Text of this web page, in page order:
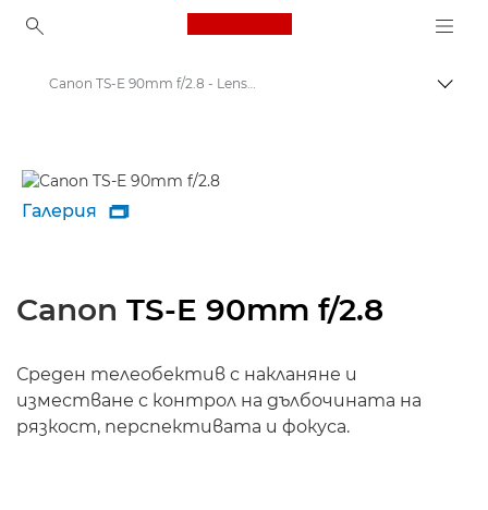
Canon Logo, back to
Canon TS-E 90mm f/2.8 - Lenses - Camera & Photo lenses
Галерия 
Canon TS-E 90mm f/2.8
Среден телеобектив с накланяне и
изместване с контрол на дълбочината на
рязкост, перспективата и фокуса.